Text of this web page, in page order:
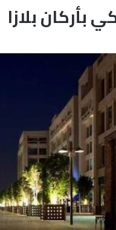
بأركان بلازا